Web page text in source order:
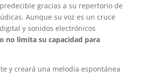
gracias a su repertorio de
Aunque su voz es un cruce
y sonidos electrónicos
no limita su capacidad para
y creará una melodía espontánea